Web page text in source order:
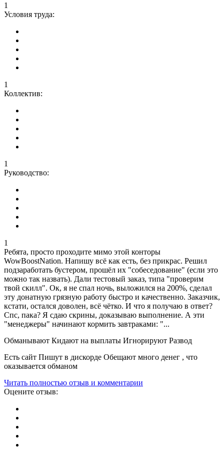
1
Условия труда:
1
Коллектив:
1
Руководство:
1
Ребята, просто проходите мимо этой конторы
WowBoostNation. Напишу всё как есть, без прикрас. Решил
подзаработать бустером, прошёл их "собеседование" (если это
можно так назвать). Дали тестовый заказ, типа "проверим
твой скилл". Ок, я не спал ночь, выложился на 200%, сделал
эту донатную грязную работу быстро и качественно. Заказчик,
кстати, остался доволен, всё чётко. И что я получаю в ответ?
Спс, пака? Я сдаю скрины, доказываю выполнение. А эти
"менеджеры" начинают кормить завтраками: "...
Обманывают Кидают на выплаты Игнорируют Развод
Есть сайт Пишут в дискорде Обещают много денег , что
оказывается обманом
Читать полностью отзыв и комментарии
Оцените отзыв: